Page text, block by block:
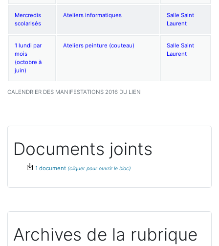
CALENDRIER DES MANIFESTATIONS 2016 DU LIEN
Mercredis
scolarisés
Ateliers informatiques
Salle Saint
Laurent
1 lundi par
mois
(octobre à
juin)
Ateliers peinture (couteau)
Salle Saint
Laurent
Documents joints
1 document
Archives de la rubrique